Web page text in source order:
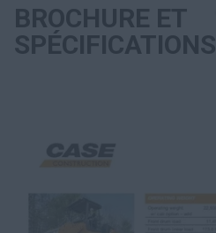
BROCHURE ET
SPÉCIFICATIONS